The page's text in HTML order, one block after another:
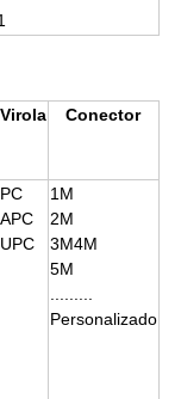
Virola Conector
PC
APC
UPC
1M
2M
3M4M
5M
.........
Personalizado